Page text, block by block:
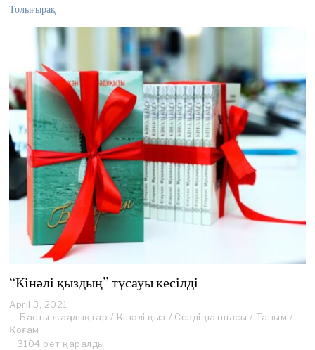
Толығырақ
“Кінәлі қыздың” тұсауы кесілді
April 3, 2021
p
i
Басты жаңалықтар / Кінәлі қыз / Сөздің патшасы / Таным /
Қоғам
3104 рет қаралды